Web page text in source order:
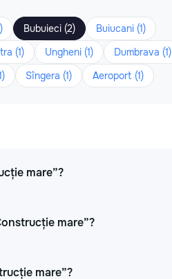
Bubuieci (2)
Buiucani (1)
(1) Ungheni (1)
Dumbrava (1)
Sîngera (1) Aeroport (1)
mare”?
mare”?
mare”?